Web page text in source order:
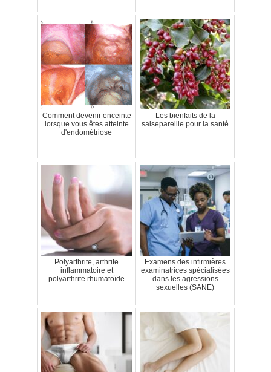
Comment devenir enceinte
lorsque vous êtes atteinte
d'endométriose
Les bienfaits de la
salsepareille pour la santé
Polyarthrite, arthrite
inflammatoire et
polyarthrite rhumatoïde
Examens des infirmières
examinatrices spécialisées
dans les agressions
sexuelles (SANE)